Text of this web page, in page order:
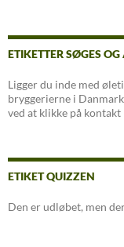
ETIKETTER SØGES
Ligger du inde med
bryggerierne i
ved at klikke på
ETIKET QUIZZEN
Den er udløbet, men